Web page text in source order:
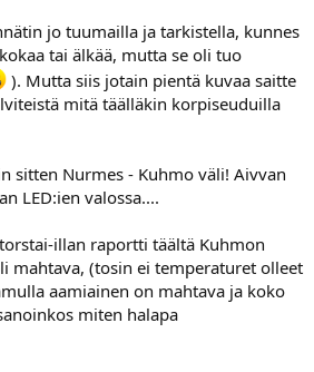
jo tuumailla ja tarkistella, kunnes
tai älkää, mutta se oli tuo
). Mutta siis jotain pientä kuvaa saitte
mitä täälläkin korpiseuduilla
sitten Nurmes - Kuhmo väli! Aivvan
LED:ien valossa....
illan raportti täältä Kuhmon
mahtava, (tosin ei temperaturet olleet
aamiainen on mahtava ja koko
miten halapa